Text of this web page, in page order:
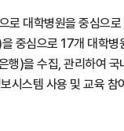
학병원을 중심으로
중심으로 17개 대
)을 수집, 관리하여
스템 사용 및 교육